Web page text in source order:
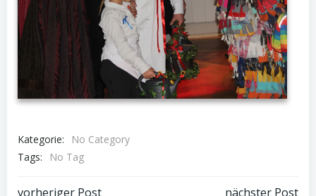
Kategorie:
No Category
Tags:
No Tag
vorheriger Post nächster Post